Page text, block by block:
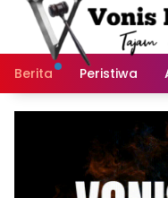
Langsung
Berita
Peristiwa